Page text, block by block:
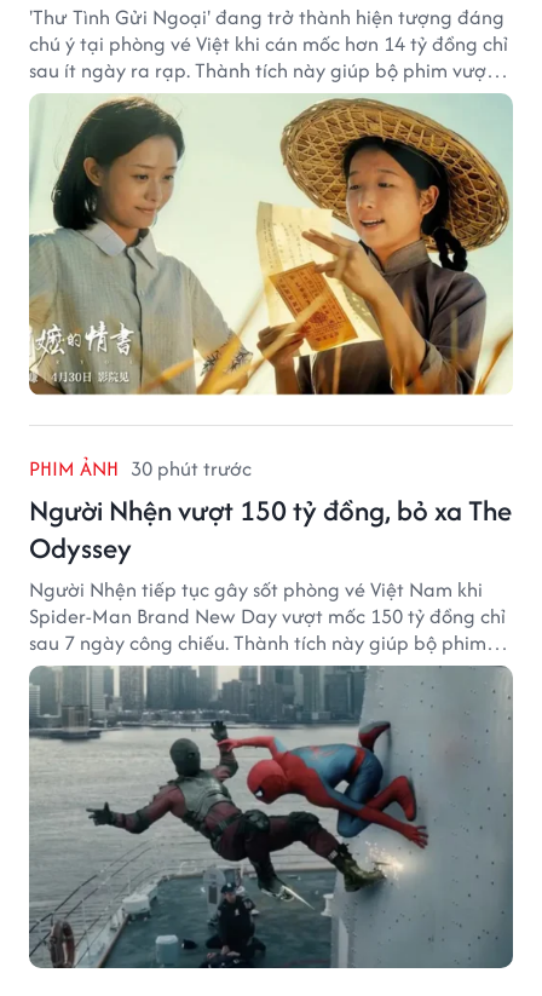
'Thư Tình Gửi Ngoại' đang trở thành hiện tượng đáng
chú ý tại phòng vé Việt khi cán mốc hơn 14 tỷ đồng chỉ
sau ít ngày ra rạp. Thành tích này giúp bộ phim vượt
kỳ vọng ban đầu và duy trì sức hút giữa cuộc cạnh
tranh của nhiều tác phẩm lớn.
PHIM ẢNH 30 phút trước
Người Nhện vượt 150 tỷ đồng, bỏ xa The
Odyssey
Người Nhện tiếp tục gây sốt phòng vé Việt Nam khi
Spider-Man Brand New Day vượt mốc 150 tỷ đồng chỉ
sau 7 ngày công chiếu. Thành tích này giúp bộ phim
của Tom Holland tạo khoảng cách đáng kể với The
Odyssey trên đường đua doanh thu.